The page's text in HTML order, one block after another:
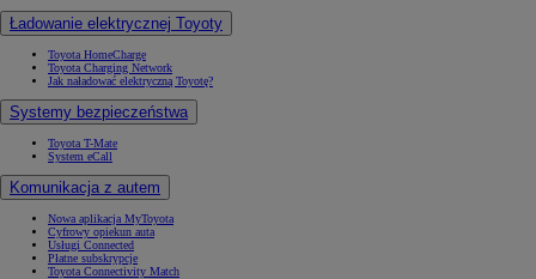
Ładowanie elektrycznej Toyoty
Toyota HomeCharge
Toyota Charging Network
Jak naładować elektryczną Toyotę?
Systemy bezpieczeństwa
Toyota T-Mate
System eCall
Komunikacja z autem
Nowa aplikacja MyToyota
Cyfrowy opiekun auta
Usługi Connected
Płatne subskrypcje
Toyota Connectivity Match